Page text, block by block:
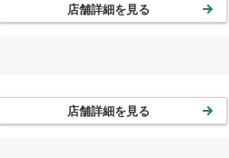
店舗詳細を見る
店舗詳細を見る